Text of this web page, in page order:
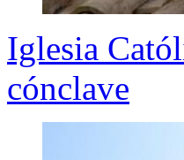
Iglesia
cónclave